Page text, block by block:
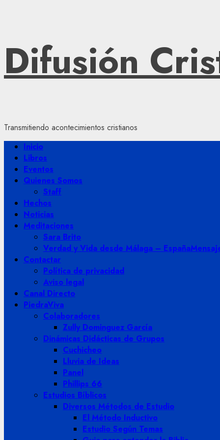
al
contenido
Difusión
Transmitiendo acontecimientos cristianos
Menú
principal
Inicio
Libros
Eventos
Quienes Somos
Staff
Hechos
Noticias
Meditaciones
Sara Brito
Verdad y Vida desde Málaga – España
Contactar
Política de privacidad
Aviso legal
Canal Directo
PiedraViva
Colaboradores
Zully Dominguez García
Dinámicas Didácticas de Grupos
Cuchicheo
Lluvia de Ideas
Panel
Phillips 66
Estudios Bíblicos
Diversos Métodos de Estudio
El Método Inductivo
Estudio Según Temas